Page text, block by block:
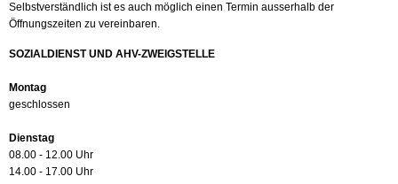
Selbstverständlich ist es auch möglich einen Termin ausserhalb der
Öffnungszeiten zu vereinbaren.
SOZIALDIENST UND AHV-ZWEIGSTELLE
Montag
geschlossen
Dienstag
08.00 - 12.00 Uhr
14.00 - 17.00 Uhr